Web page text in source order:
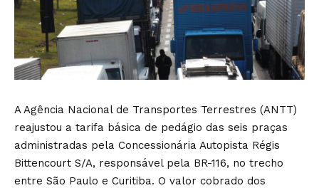
A Agência Nacional de Transportes Terrestres (ANTT)
reajustou a tarifa básica de pedágio das seis praças
administradas pela Concessionária Autopista Régis
Bittencourt S/A, responsável pela BR-116, no trecho
entre São Paulo e Curitiba. O valor cobrado dos